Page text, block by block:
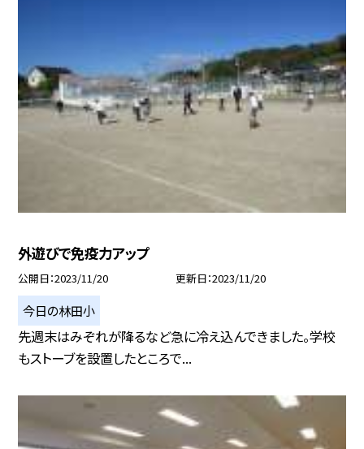
外遊びで免疫力アップ
公開日 2023/11/20 更新日 2023/11/20
今日の林田小
先週末はみぞれが降るなど急に冷え込んできました。学校
もストーブを設置したところで...